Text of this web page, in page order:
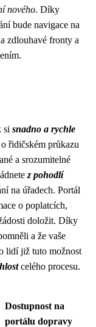
nového. Díky
bude navigace na
zdlouhavé fronty a
si snadno a rychle
řidičském průkazu
a srozumitelné
z pohodlí
na úřadech. Portál
o poplatcích,
doložit. Díky
a že vaše
lidí již tuto možnost
celého procesu.
Dostupnost na
portálu dopravy